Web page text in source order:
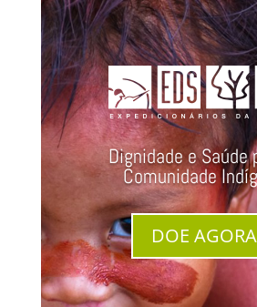
Dignidade e Saúde
Comunidade
DOE AGORA